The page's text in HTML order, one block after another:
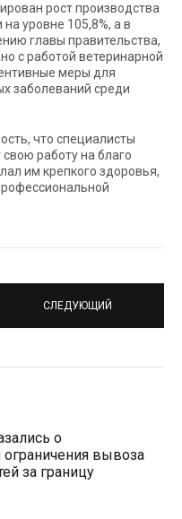
рост производства
уровне 105,8%, а в
главы правительства,
с работой ветеринарной
меры для
заболеваний среди
что специалисты
работу на благо
им крепкого здоровья,
СЛЕДУЮЩИЙ
о
вывоза
за границу